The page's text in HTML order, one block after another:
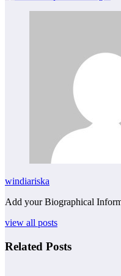
windiariska
Add your Biographical
view all posts
Related Posts